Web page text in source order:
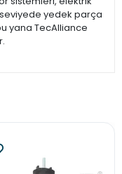
yedek parça
yana TecAlliance